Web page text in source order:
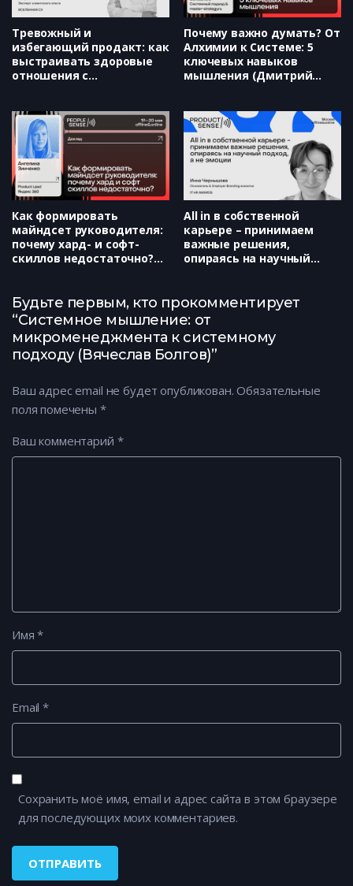
Тревожный и
избегающий продакт: как
выстраивать здоровые
отношения с
Почему важно думать? От
Алхимии к Системе: 5
ключевых навыков
мышления (Дмитрий
Как формировать
майндсет руководителя:
почему хард- и софт-
скиллов недостаточно?
All in в собственной
карьере – принимаем
важные решения,
опираясь на научный
Будьте первым, кто прокомментирует
“Системное мышление: от
микроменеджмента к системному
подходу (Вячеслав Болгов)”
Ваш адрес email не будет опубликован. Обязательные
поля помечены *
Ваш комментарий *
Имя*
Email*
Сохранить моё имя, email и адрес сайта в этом браузере
для последующих моих комментариев.